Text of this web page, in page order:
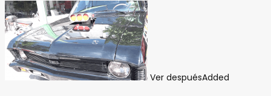
Ver despuésAdded